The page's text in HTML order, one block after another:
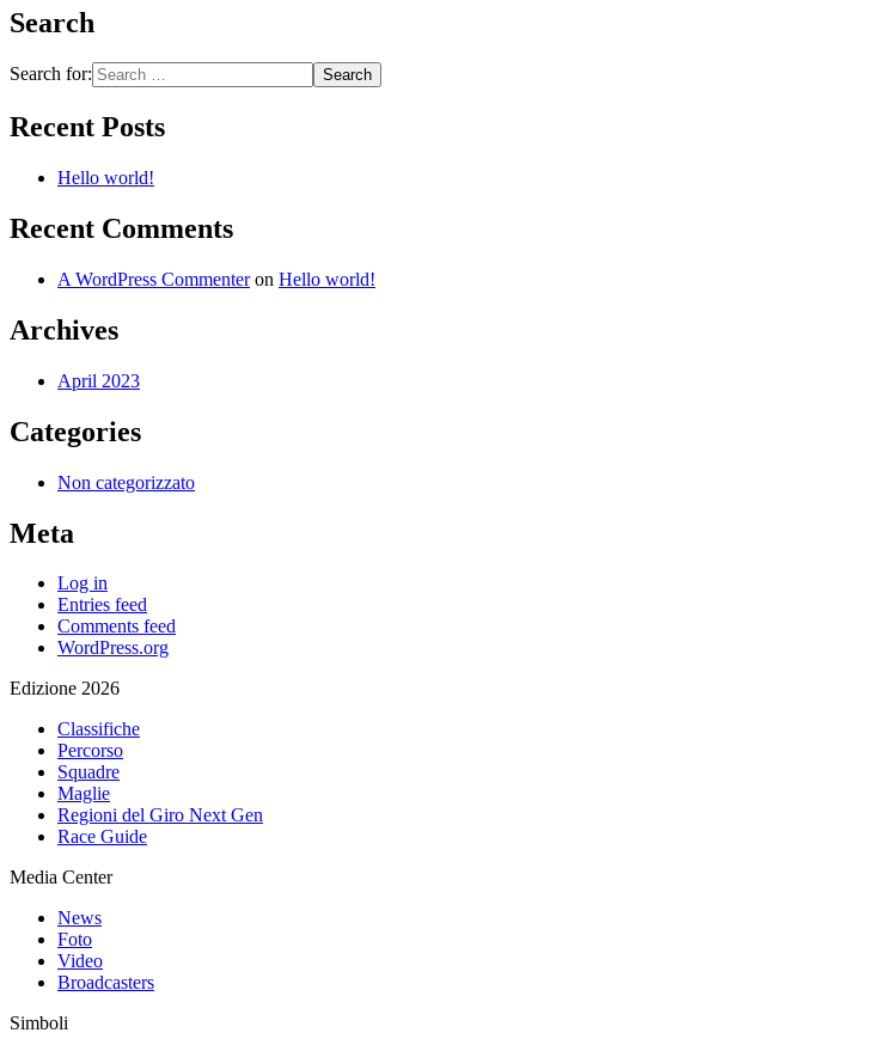
Search
Search for:
Recent Posts
Hello world!
Recent Comments
A WordPress Commenteron Hello world!
Archives
April 2023
Categories
Non categorizzato
Meta
Log in
Entries feed
Comments feed
WordPress.org
Edizione 2026
Classifiche
Percorso
Squadre
Maglie
Regioni del Giro Next Gen
Race Guide
Media Center
News
Foto
Video
Broadcasters
Simboli